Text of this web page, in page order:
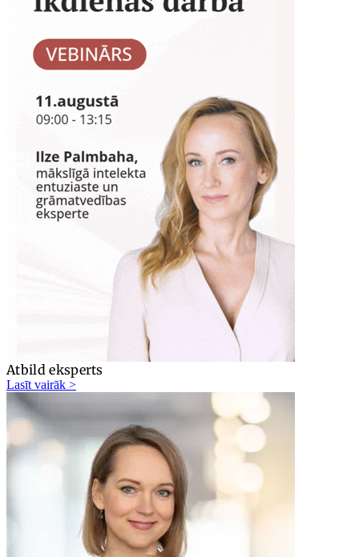
Atbild eksperts
Lasīt vairāk >